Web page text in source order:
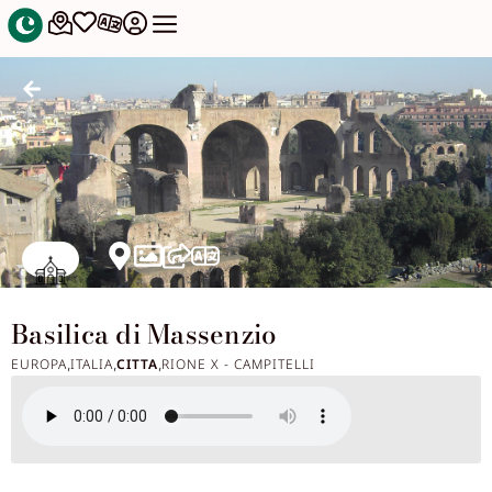
Basilica di Massenzio
EUROPA,ITALIA,CITTA,RIONE X - CAMPITELLI